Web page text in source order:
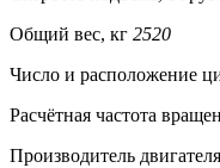
Общий вес, кг 2520
Число и расположение
Расчётная частота
Производитель